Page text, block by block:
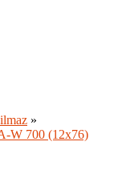
»
W 700 (12x76)